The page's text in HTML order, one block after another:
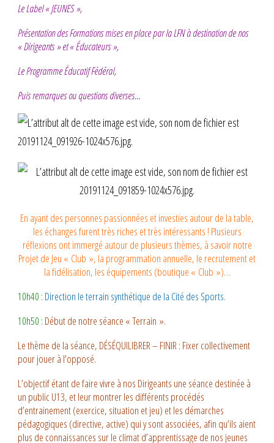
Le Label « JEUNES »,
Présentation des Formations mises en place par la LFN à destination de nos
« Dirigeants » et « Éducateurs »,
Le Programme Éducatif Fédéral,
Puis remarques ou questions diverses…
En ayant des personnes passionnées et investies autour de la table,
les échanges furent très riches et très intéressants ! Plusieurs
réflexions ont immergé autour de plusieurs thèmes, à savoir notre
Projet de Jeu « Club », la programmation annuelle, le recrutement et
la fidélisation, les équipements (boutique « Club »)…
10h40 : Direction le terrain synthétique de la Cité des Sports.
10h50 : Début de notre séance « Terrain ».
Le thème de la séance, DÉSÉQUILIBRER – FINIR : Fixer collectivement
pour jouer à l’opposé.
L’objectif étant de faire vivre à nos Dirigeants une séance destinée à
un public U13, et leur montrer les différents procédés
d’entrainement (exercice, situation et jeu) et les démarches
pédagogiques (directive, active) qui y sont associées, afin qu’ils aient
plus de connaissances sur le climat d’apprentissage de nos jeunes